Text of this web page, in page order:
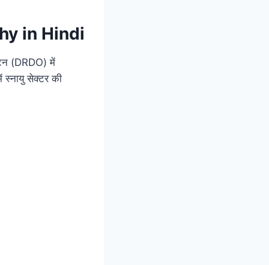
in Hindi
(DRDO) में
स्नायु सेक्टर की